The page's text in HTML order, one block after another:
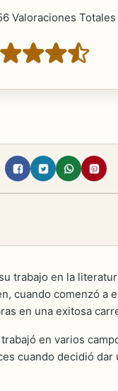
Valoraciones Totales
trabajo en la
cuando comenzó a
en una exitosa
en varios
cuando decidió